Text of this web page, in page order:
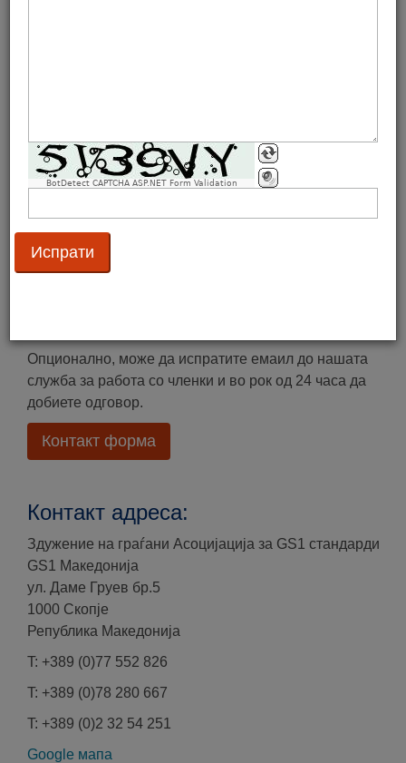
Можете да не контактирате и на email
прекуgs1mk@gs1mk.org.mk– наша заложба е на
од GS1 Македонија, притиснете
Опционално, може да испратите емаил до нашата
служба за работа со членки и во рок од 24 часа да
добиете одговор.
Контакт форма
BotDetect CAPTCHA ASP.NET Form Validation
Контакт адреса:
Здужение на граѓани Асоцијација за GS1 стандарди
GS1 Македонија
ул. Даме Груев бр.5
1000 Скопје
Република Македонија
T: +389 (0)77 552 826
T: +389 (0)78 280 667
T: +389 (0)2 32 54 251
Google мапа